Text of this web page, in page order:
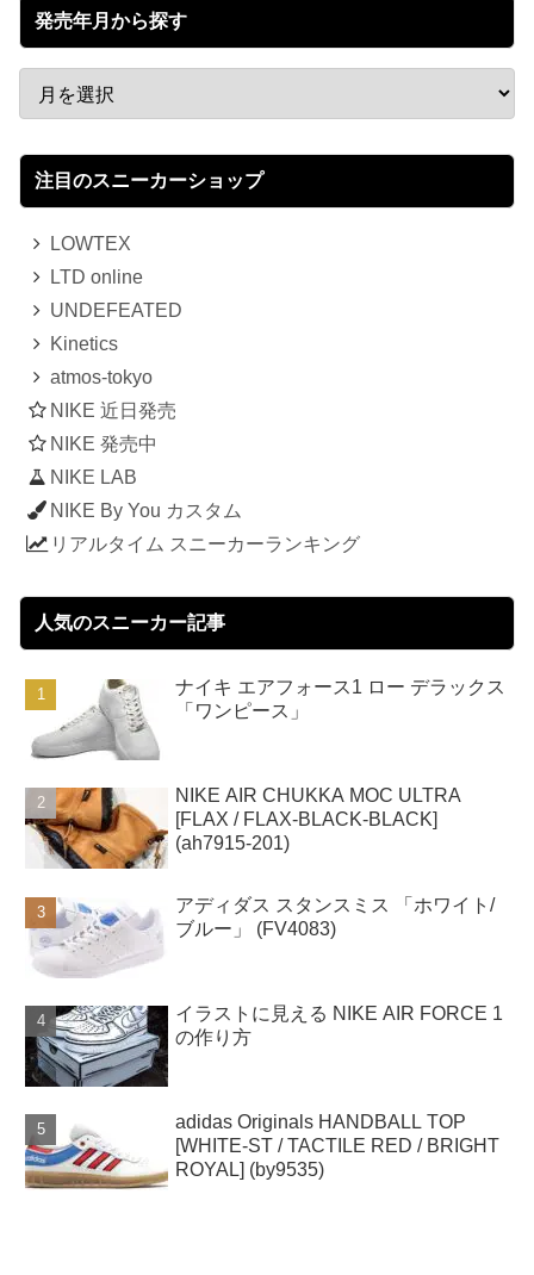
発売年月から探す
注目のスニーカーショップ
LOWTEX
LTD online
UNDEFEATED
Kinetics
atmos-tokyo
NIKE 近日発売
NIKE 発売中
NIKE LAB
NIKE By You カスタム
リアルタイム スニーカーランキング
人気のスニーカー記事
ナイキ エアフォース1 ロー デラックス
「ワンピース」
NIKE AIR CHUKKA MOC ULTRA
[FLAX / FLAX-BLACK-BLACK]
(ah7915-201)
アディダス スタンスミス 「ホワイト/
ブルー」 (FV4083)
イラストに見える NIKE AIR FORCE 1
の作り方
adidas Originals HANDBALL TOP
[WHITE-ST / TACTILE RED / BRIGHT
ROYAL] (by9535)